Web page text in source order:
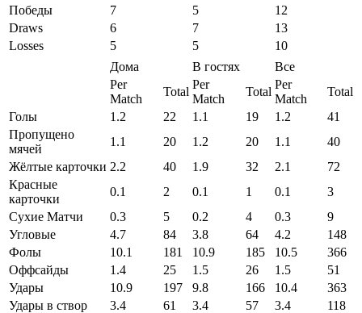
Победы
7 5
12
Draws
6 7
13
Losses
5 5
10
Дома
В гостях
Все
Per
Match
Total
Per
Match
Total
Per
Match
Total
Голы
1.2 22 1.1 19 1.2
41
Пропущено
мячей
1.1 20 1.2 20 1.1
40
Жёлтые карточки 2.2 40 1.9 32 2.1
72
Красные
карточки
0.1 2 0.1 1 0.1
3
Сухие Матчи
0.3 5 0.2 4 0.3
9
Угловые
4.7 84 3.8 64 4.2
148
Фолы
10.1 181 10.9 185 10.5
366
Оффсайды
1.4 25 1.5 26 1.5
51
Удары
10.9 197 9.8 166 10.4
363
Удары в створ
3.4 61 3.4 57 3.4
118